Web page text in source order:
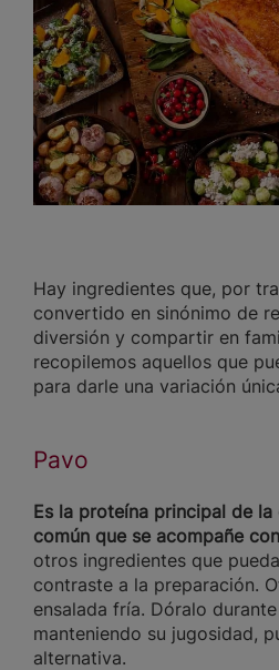
Hay ingredientes que, por
convertido en sinónimo de
diversión y compartir en
recopilemos aquellos que
para darle una variación
Pavo
Es la proteína principal de la
común que se acompañe
otros ingredientes que
contraste a la preparación.
ensalada fría. Dóralo
manteniendo su jugosidad,
alternativa.